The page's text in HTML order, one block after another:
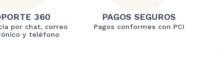
360
por chat, correo
y teléfono
PAGOS SEGUROS
Pagos conformes con PCI